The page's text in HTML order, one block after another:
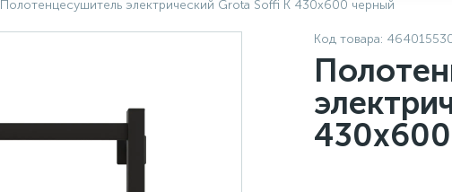
Полотенцесушитель электрический Grota Soffi K 430х600 черный
Код товара: